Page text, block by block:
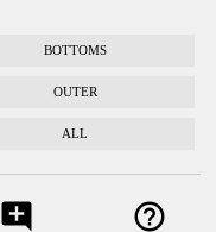
BOTTOMS
OUTER
ALL
add_comment help_outline